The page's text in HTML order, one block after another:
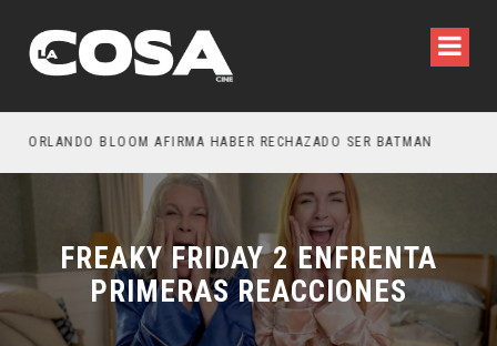
ORLANDO BLOOM AFIRMA HABER RECHAZADO SER BATMAN
FREAKY FRIDAY 2 ENFRENTA
PRIMERAS REACCIONES